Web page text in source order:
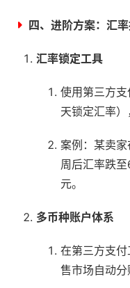
四、进阶方案：汇
汇率锁定工具
使用第三方支
天锁定汇率）
案例：某卖
周后汇率跌
元。
多币种账户体系
在第三方支
售市场自动分